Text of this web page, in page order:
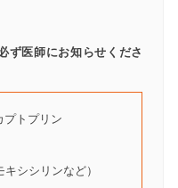
ず医師にお知らせくださ
プトプリン
シシリンなど）